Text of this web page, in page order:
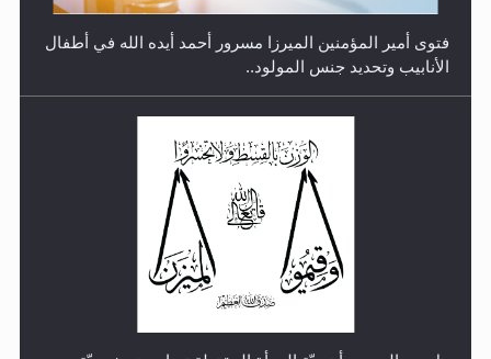
الهجرة: بحث عن الأمن والسلام في سبيل إرساء الأمن
هل من الصحيح أن ديّة المرأة المقتولة تساوي نصف ديّة
الرجل المقتول؟
هل تعتبر الأشفار الاصطناعية (الرموش الاصطناعية) والأظافر